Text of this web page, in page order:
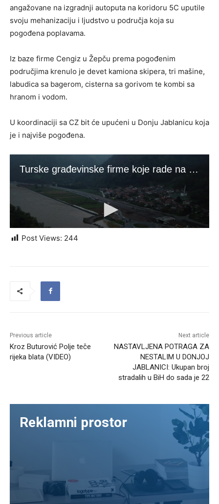
angažovane na izgradnji autoputa na koridoru 5C uputile
svoju mehanizaciju i ljudstvo u područja koja su
pogođena poplavama.
Iz baze firme Cengiz u Žepču prema pogođenim
područjima krenulo je devet kamiona skipera, tri mašine,
labudica sa bagerom, cisterna sa gorivom te kombi sa
hranom i vodom.
U koordinaciji sa CZ bit će upućeni u Donju Jablanicu koja
je i najviše pogođena.
Post Views: 244
Previous article
Kroz Buturović Polje teče
rijeka blata (VIDEO)
Next article
NASTAVLJENA POTRAGA ZA
NESTALIM U DONJOJ
JABLANICI: Ukupan broj
stradalih u BiH do sada je 22
Reklamni prostor